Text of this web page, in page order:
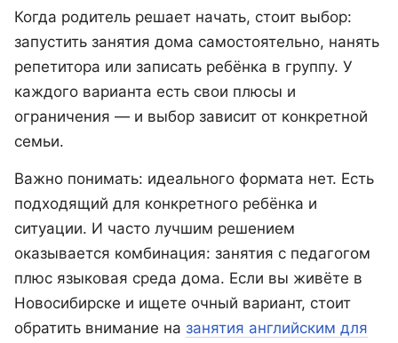
Когда родитель решает начать, стоит выбор:
запустить занятия дома самостоятельно, нанять
репетитора или записать ребёнка в группу. У
каждого варианта есть свои плюсы и
ограничения — и выбор зависит от конкретной
семьи.
Важно понимать: идеального формата нет. Есть
подходящий для конкретного ребёнка и
ситуации. И часто лучшим решением
оказывается комбинация: занятия с педагогом
плюс языковая среда дома. Если вы живёте в
Новосибирске и ищете очный вариант, стоит
обратить внимание на занятия английским для